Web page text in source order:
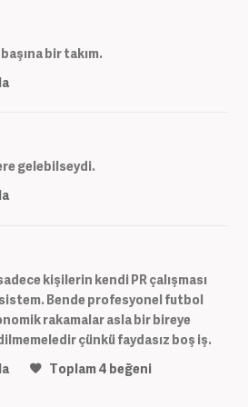
bir takım.
gelebilseydi.
kişilerin kendi PR çalışması
Bende profesyonel futbol
rakamalar asla bir bireye
çünkü faydasız boş iş.
Toplam4 beğeni